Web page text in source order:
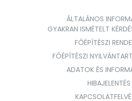
ÁLTALÁNOS
GYAKRAN ISMÉTELT
FŐÉPÍTÉSZI
FŐÉPÍTÉSZI
ADATOK ÉS
HIBAJELENTÉS